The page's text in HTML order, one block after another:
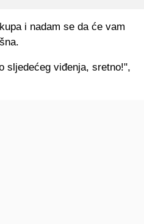
i nadam se da će vam
sljedećeg viđenja, sretno!",